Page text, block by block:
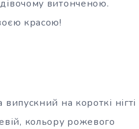
витонченою.
красою!
на короткі нігті
кольору рожевого